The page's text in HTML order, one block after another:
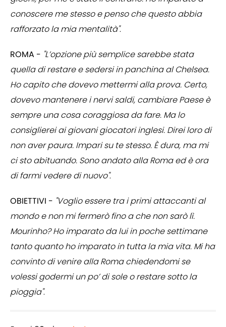
conoscere me stesso e penso che questo abbia
rafforzato la mia mentalità".
ROMA - "L’opzione più semplice sarebbe stata
quella di restare e sedersi in panchina al Chelsea.
Ho capito che dovevo mettermi alla prova. Certo,
dovevo mantenere i nervi saldi, cambiare Paese è
sempre una cosa coraggiosa da fare. Ma lo
consiglierei ai giovani giocatori inglesi. Direi loro di
non aver paura. Impari su te stesso. È dura, ma mi
ci sto abituando. Sono andato alla Roma ed è ora
di farmi vedere di nuovo".
OBIETTIVI - "Voglio essere tra i primi attaccanti al
mondo e non mi fermerò fino a che non sarò lì.
Mourinho? Ho imparato da lui in poche settimane
tanto quanto ho imparato in tutta la mia vita. Mi ha
convinto di venire alla Roma chiedendomi se
volessi godermi un po’ di sole o restare sotto la
pioggia".